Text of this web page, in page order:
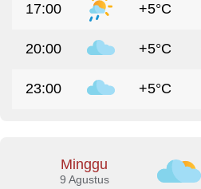
17:00 +5°C
20:00 +5°C
23:00 +5°C
Minggu
9 Agustus